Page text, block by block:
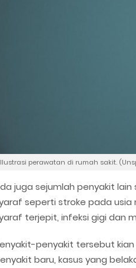
Ilustrasi perawatan di rumah sakit.
juga sejumlah penyakit
seperti stroke pada usia
terjepit, infeksi gigi dan
penyakit tersebut
baru, kasus yang